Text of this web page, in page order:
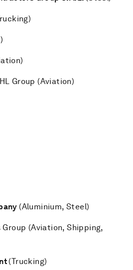
Group (Aviation)
(Aluminium, Steel)
(Aviation, Shipping,
(Trucking)